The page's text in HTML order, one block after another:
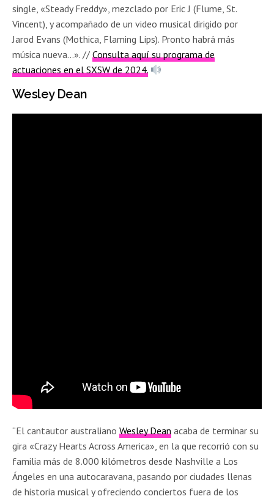
single, «Steady Freddy», mezclado por Eric J (Flume, St.
Vincent), y acompañado de un video musical dirigido por
Jarod Evans (Mothica, Flaming Lips). Pronto habrá más
música nueva…». //Consulta aquí su programa de
actuaciones en el SXSW de 2024.
Wesley Dean
“El cantautor australianoWesley Dean acaba de terminar su
gira «Crazy Hearts Across America», en la que recorrió con su
familia más de 8.000 kilómetros desde Nashville a Los
Ángeles en una autocaravana, pasando por ciudades llenas
de historia musical y ofreciendo conciertos fuera de los